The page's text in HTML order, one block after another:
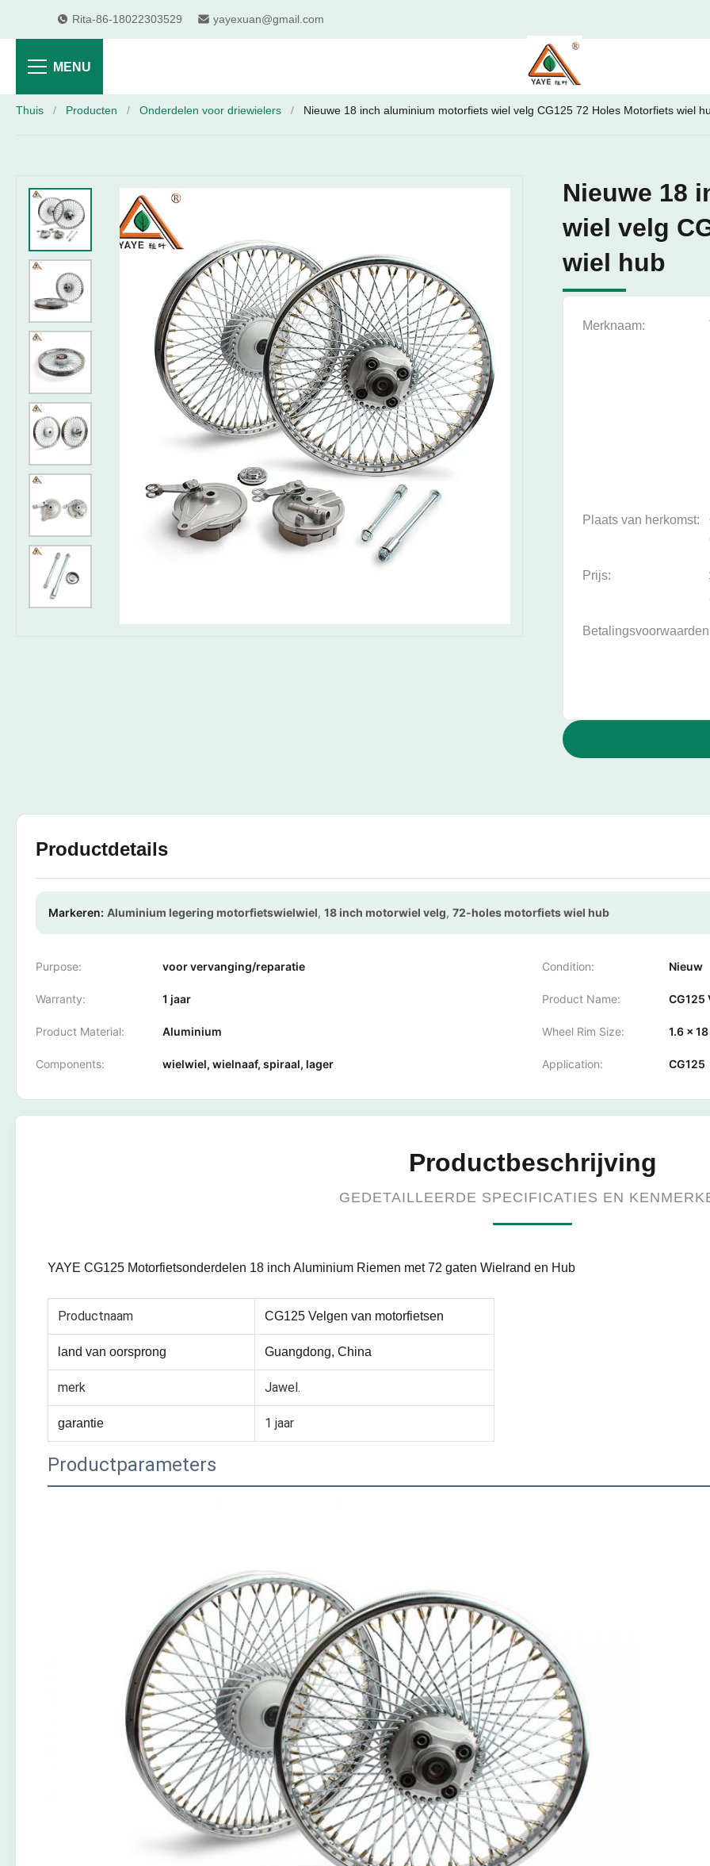
Rita-86-18022303529 yayexuan@gmail.com
MENU
Thuis / Producten / Onderdelen voor driewielers / Nieuwe 18 inch aluminium motorfiets wiel velg CG125 72 Holes Motorfiets wiel
Nieuwe 18
wiel velg
wiel hub
Merknaam:
Plaats van herkomst:
Prijs:
Productdetails
Markeren: Aluminium legering motorfietswielwiel, 18 inch motorwiel velg, 72-holes motorfiets wiel hub
Purpose: voor vervanging/reparatie Condition: Nieuw
Warranty: 1 jaar Product Name: CG125
Product Material: Aluminium Wheel Rim Size: 1.6 x
Components: wielwiel, wielnaaf, spiraal, lager Application: CG125
Productbeschrijving
GEDETAILLEERDE SPECIFICATIES EN
YAYE CG125 Motorfietsonderdelen 18 inch Aluminium Riemen met 72 gaten Wielrand en Hub
Productnaam CG125 Velgen van motorfietsen
land van oorsprong Guangdong, China
merk Jawel.
garantie 1 jaar
Productparameters